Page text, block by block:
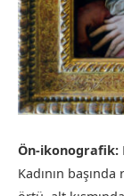
Ön-ikonografik:
Kadının